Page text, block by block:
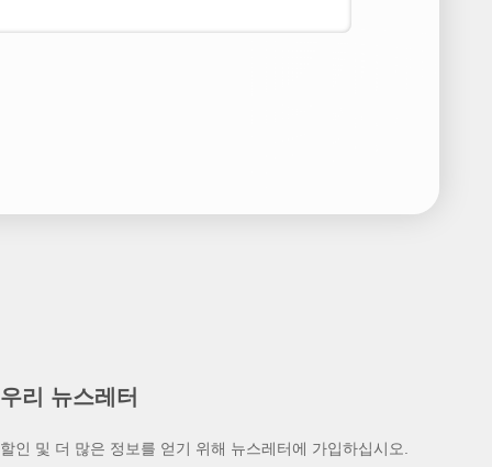
우리 뉴스레터
할인 및 더 많은 정보를 얻기 위해 뉴스레터에 가입하십시오.